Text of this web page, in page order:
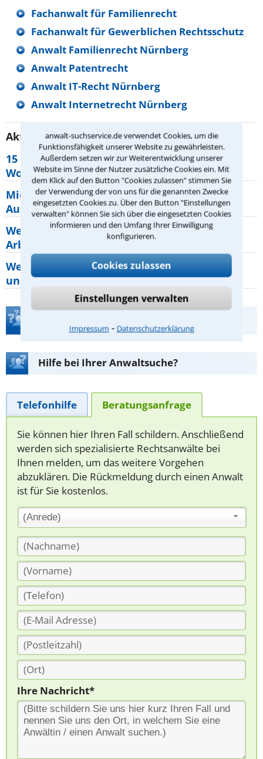
anwalt-suchservice.de verwendet Cookies, um die
Funktionsfähigkeit unserer Website zu gewährleisten.
Außerdem setzen wir zur Weiterentwicklung unserer
Website im Sinne der Nutzer zusätzliche Cookies ein. Mit
dem Klick auf den Button "Cookies zulassen" stimmen Sie
der Verwendung der von uns für die genannten Zwecke
eingesetzten Cookies zu. Über den Button "Einstellungen
verwalten" können Sie sich über die eingesetzten Cookies
informieren und den Umfang Ihrer Einwilligung
konfigurieren.
Cookies zulassen
Einstellungen verwalten
Impressum ⁃ Datenschutzerklärung
Fachanwalt für Familienrecht
Fachanwalt für Gewerblichen Rechtsschutz
Anwalt Familienrecht Nürnberg
Anwalt Patentrecht
Anwalt IT-Recht Nürnberg
Anwalt Internetrecht Nürnberg
Aktuelle Rechtstipps unserer Redaktion
15 elementare Rechte, die jeder
Wohnungseigentümer kennen sollte
Mietpreisbremse 2026: Alle Regeln,
Ausnahmen und Rechte für Mieter
Welche Regeln für Teilnahme, Urlaub,
Arbeitszeit gelten beim
Welche Rechte hat der Käufer eines Pferdes
und wie macht man sie
Hilfe bei Ihrer Anwaltsuche?
Telefonhilfe Beratungsanfrage
Sie können hier Ihren Fall schildern. Anschließend
werden sich spezialisierte Rechtsanwälte bei
Ihnen melden, um das weitere Vorgehen
abzuklären. Die Rückmeldung durch einen Anwalt
ist für Sie kostenlos.
(Anrede)
Ihre Nachricht*